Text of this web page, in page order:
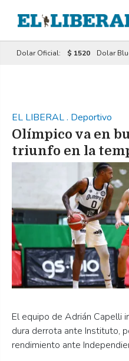
Dolar Oficial: $ 1520 Dolar
EL LIBERAL. Deportivo
Olímpico va en
triunfo en la
El equipo de Adrián Capelli
dura derrota ante Instituto,
rendimiento ante